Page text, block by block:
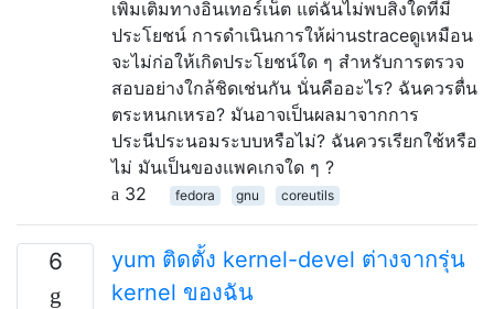
เพิ่มเติมทางอินเทอร์เน็ต แต่ฉันไม่พบสิ่งใดที่มี
ประโยชน์ การดำเนินการให้ผ่านstraceดูเหมือน
จะไม่ก่อให้เกิดประโยชน์ใด ๆ สำหรับการตรวจ
สอบอย่างใกล้ชิดเช่นกัน นั่นคืออะไร? ฉันควรตื่น
ตระหนกเหรอ? มันอาจเป็นผลมาจากการ
ประนีประนอมระบบหรือไม่? ฉันควรเรียกใช้หรือ
ไม่ มันเป็นของแพคเกจใด ๆ ?
32
fedora gnu coreutils
6
yum ติดตั้ง kernel-devel ต่างจากรุ่น
kernel ของฉัน